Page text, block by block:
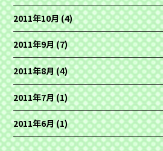
2011年10月(4)
2011年9月(7)
2011年8月(4)
2011年7月(1)
2011年6月(1)